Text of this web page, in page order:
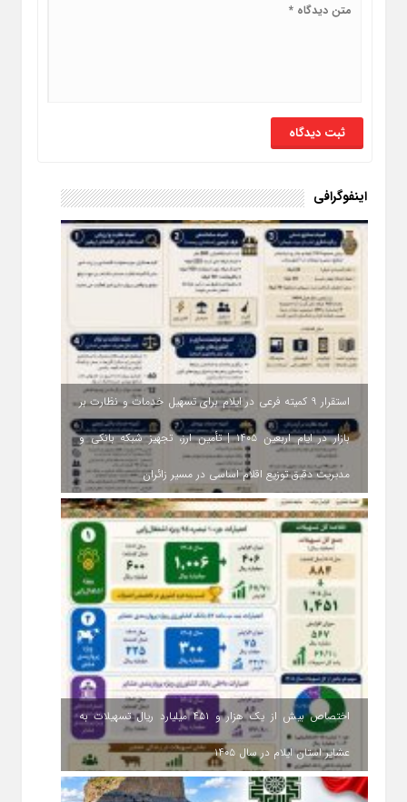
اینفوگرافی
استقرار ۹ کمیته فرعی در ایلام برای تسهیل خدمات و نظارت بر
بازار در ایام اربعین ۱۴۰۵ | تأمین ارز، تجهیز شبکه بانکی و
مدیریت دقیق توزیع اقلام اساسی در مسیر زائران
اختصاص بیش از یک هزار و ۴۵۱ میلیارد ریال تسهیلات به
عشایر استان ایلام در سال ۱۴۰۵